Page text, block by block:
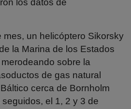
los datos de
mes, un helicóptero Sikorsky
la Marina de los Estados
sobre la
de gas natural
cerca de Bornholm
el 1, 2 y 3 de